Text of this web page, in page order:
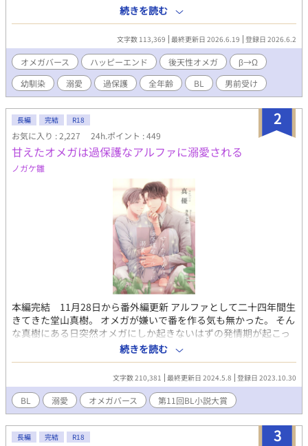
（しらかわたいが）とはまさかの両思い。 早々に『番（つが
い）』となり、幸せな日々を送っていた。 「オメガになっても俺
は俺」と持ち前のポジティブさで新しい生活に向き合っていく圭
太。 だが、晴れて番となった泰雅は、今まで以上に過保護になっ
ていく。 どんなトラブルも二人なら大丈夫！ 過保護で執着強めな
スパダリ幼馴染攻め（α） × ポジティブで男前な元ベータ受け
（β→Ω） 明るくて幸せいっぱいオメガバース！ 私の大好きなオ
メガバース。 愛をたくさん詰め込んだので、みなさまにも楽しん
でいただけますように。
続きを読む
文字数 113,369 最終更新日 2026.6.19 登録日 2026.6.2
オメガバース ハッピーエンド 後天性オメガ
β→Ω
幼馴染
溺愛 過保護 全年齢 BL 男前受け
2
長編 完結 R18
お気に入り : 2,227 24h.ポイント : 449
甘えたオメガは過保護なアルファに溺愛される
ノガケ雛
本編完結 11月28日から番外編更新 アルファとして二十四年間生
きてきた堂山真樹。 オメガが嫌いで番を作る気も無かった。 そん
な真樹にある日突然オメガにしか起きないはずの発情期が起こっ
てしまう。 後天性オメガだと診断され、絶望の縁に立ち自殺を試
みた真樹。ビルから飛び降りようとしたその時、真樹の手を掴ん
だのは見ず知らずの男で──……。 過保護アルファ×甘えたオメ
ガ R18/オメガバース/甘々/甘えた/過保護 イラスト : きりとが様 イ
ラストの著者名が『真優』となっておりますが、こちらは以前使
用していたペンネームになります。
続きを読む
文字数 210,381 最終更新日 2024.5.8 登録日 2023.10.30
BL 溺愛 オメガバース 第11回BL小説大賞
3
長編 完結 R18